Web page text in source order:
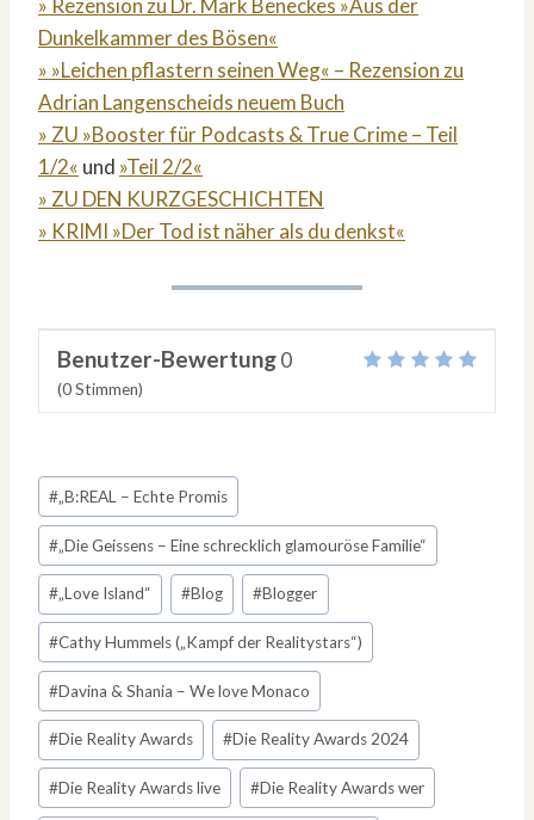
Dunkelkammer des Bösen«
» »Leichen pflastern seinen Weg« – Rezension zu
Adrian Langenscheids neuem Buch
» ZU »Booster für Podcasts & True Crime – Teil
1/2« und »Teil 2/2«
» ZU DEN KURZGESCHICHTEN
» KRIMI »Der Tod ist näher als du denkst«
Benutzer-Bewertung0
(0Stimmen)
Schlagworte:
#„B:REAL – Echte Promis
#„Die Geissens – Eine schrecklich glamouröse Familie“
#„Love Island“ #Blog #Blogger
#Cathy Hummels („Kampf der Realitystars“)
#Davina & Shania – We love Monaco
#Die Reality Awards #Die Reality Awards 2024
#Die Reality Awards live #Die Reality Awards wer